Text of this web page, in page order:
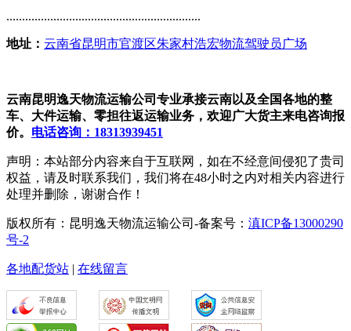
..............................................................
地址： 云南省昆明市官渡区朱家村浩宏物流驾驶员广场
云南昆明逸天物流运输公司专业承接云南以及全国各地的整
车、大件运输、零担往返运输业务，欢迎广大货主来电咨询报
价。 电话咨询：18313939451
声明：本站部分内容来自于互联网，如在不经意间侵犯了贵司
权益，请及时联系我们，我们将在48小时之内对相关内容进行
处理并删除，谢谢合作！
版权所有：昆明逸天物流运输公司-备案号： 滇ICP备13000290
号-2
各地配货站 | 在线留言